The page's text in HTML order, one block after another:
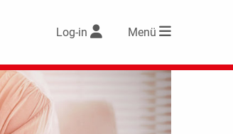
Log-in Menü